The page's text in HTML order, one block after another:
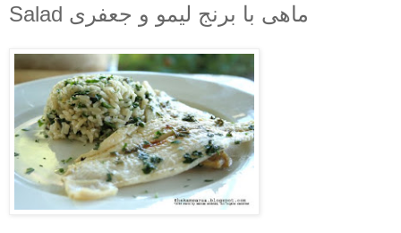
Salad ماهی با برنج لیمو و جعفری